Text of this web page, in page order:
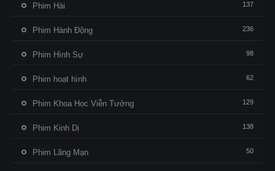
Phim Hài 137
Phim Hành Động 236
Phim Hình Sự 98
Phim hoạt hình 62
Phim Khoa Học Viễn Tưởng 129
Phim Kinh Dị 138
Phim Lãng Mạn 50